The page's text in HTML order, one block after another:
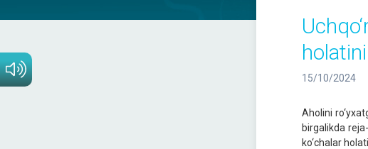
15/10/2024
Aholini
birgalikda
ko‘chalar